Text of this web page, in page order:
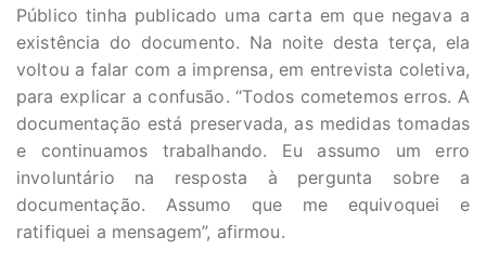
Público tinha publicado uma carta em que negava a
existência do documento. Na noite desta terça, ela
voltou a falar com a imprensa, em entrevista coletiva,
para explicar a confusão. “Todos cometemos erros. A
documentação está preservada, as medidas tomadas
e continuamos trabalhando. Eu assumo um erro
involuntário na resposta à pergunta sobre a
documentação. Assumo que me equivoquei e
ratifiquei a mensagem”, afirmou.